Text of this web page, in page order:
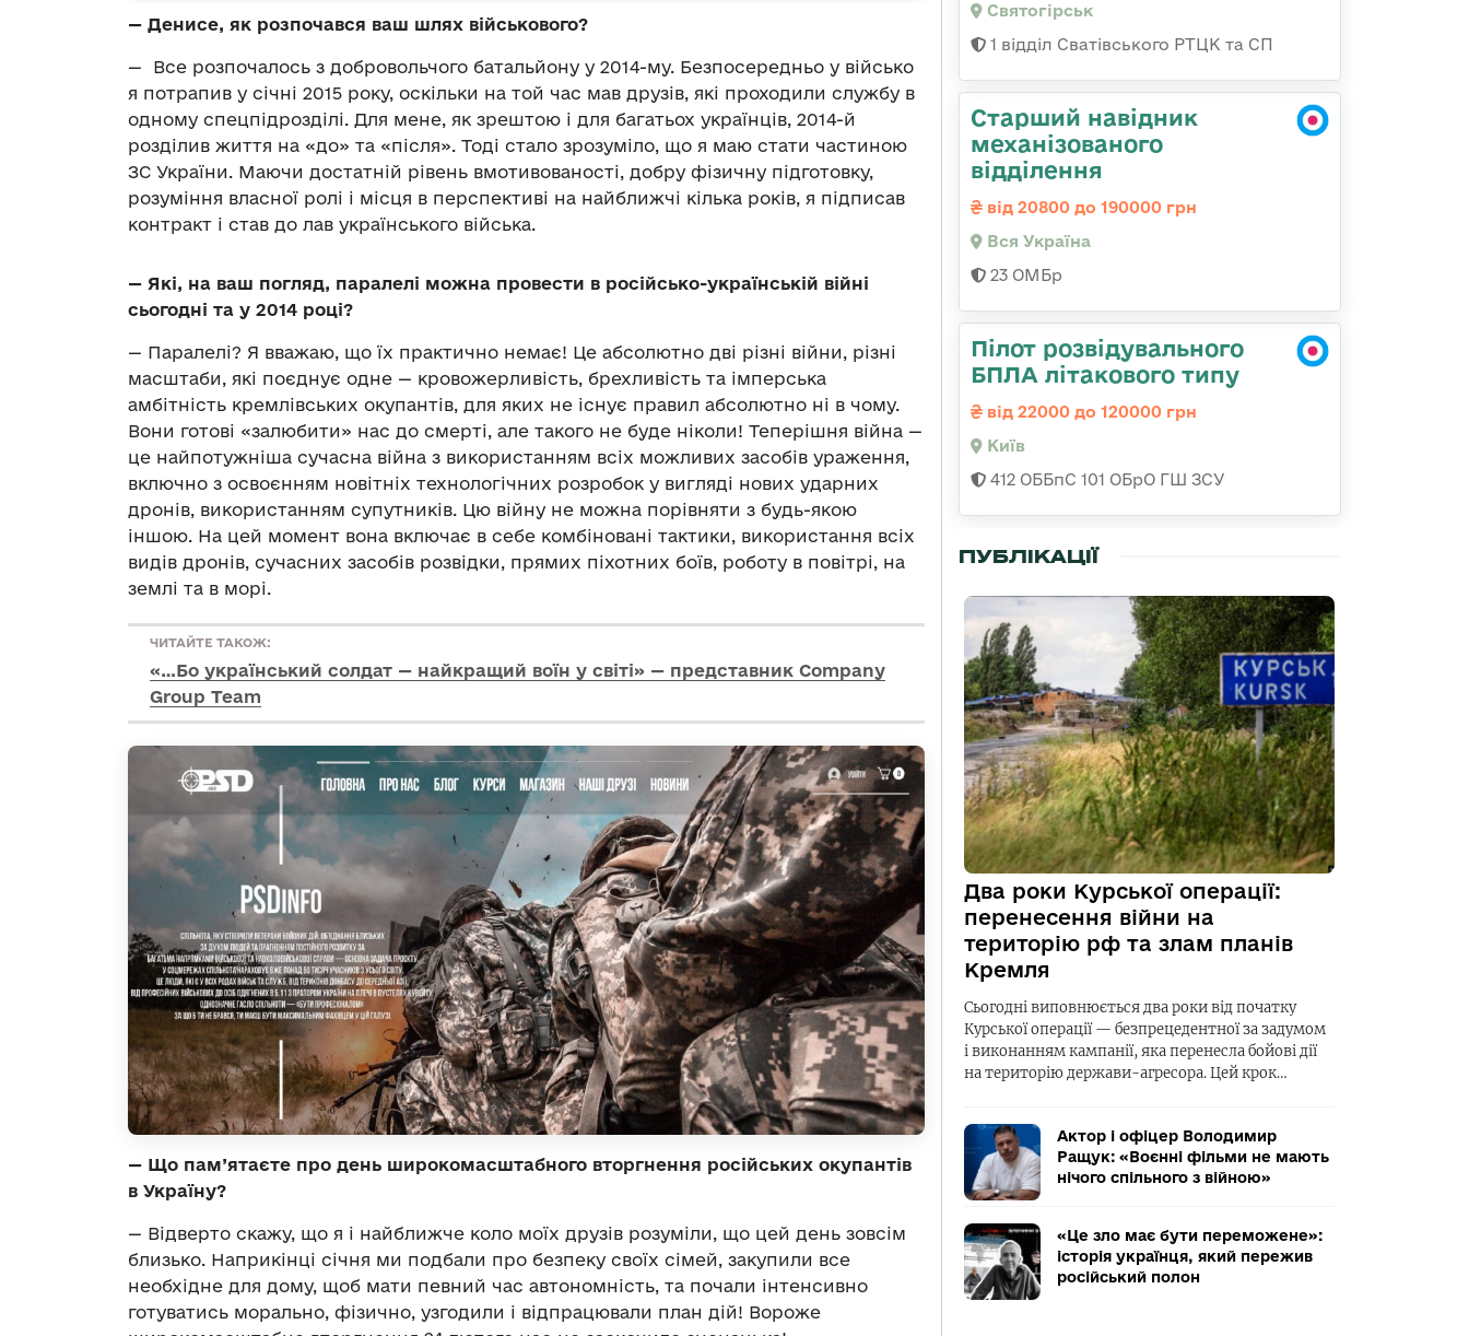
— Денисе, як розпочався ваш шлях військового?
—
Все розпочалось з добровольчого батальйону у 2014-му. Безпосередньо у військо
я потрапив у січні 2015 року, оскільки на той час мав друзів, які проходили службу в
одному спецпідрозділі. Для мене, як зрештою і для багатьох українців, 2014-й
розділив життя на «до» та «після». Тоді стало зрозуміло, що я маю стати частиною
ЗС України. Маючи достатній рівень вмотивованості, добру фізичну підготовку,
розуміння власної ролі і місця в перспективі на найближчі кілька років, я підписав
контракт і став до лав українського війська.
— Які, на ваш погляд, паралелі можна провести в російсько-українській війні
сьогодні та у 2014 році?
— Паралелі? Я вважаю, що їх практично немає! Це абсолютно дві різні війни, різні
масштаби, які поєднує одне — кровожерливість, брехливість та імперська
амбітність кремлівських окупантів, для яких не існує правил абсолютно ні в чому.
Вони готові «залюбити» нас до смерті, але такого не буде ніколи! Теперішня війна —
це найпотужніша сучасна війна з використанням всіх можливих засобів ураження,
включно з освоєнням новітніх технологічних розробок у вигляді нових ударних
дронів, використанням супутників. Цю війну не можна порівняти з будь-якою
іншою. На цей момент вона включає в себе комбіновані тактики, використання всіх
видів дронів, сучасних засобів розвідки, прямих піхотних боїв, роботу в повітрі, на
землі та в морі.
ЧИТАЙТЕ ТАКОЖ:
«…Бо український солдат — найкращий воїн у світі» — представник Company
Group Team
— Що пам’ятаєте про день широкомасштабного вторгнення російських окупантів
в Україну?
— Відверто скажу, що я і найближче коло моїх друзів розуміли, що цей день зовсім
близько. Наприкінці січня ми подбали про безпеку своїх сімей, закупили все
необхідне для дому, щоб мати певний час автономність, та почали інтенсивно
готуватись морально, фізично, узгодили і відпрацювали план дій! Вороже
Святогірськ
1 відділ Сватівського РТЦК та СП
Старший навідник
механізованого
відділення
від 20800 до 190000 грн
Вся Україна
23 ОМБр
Пілот розвідувального
БПЛА літакового типу
від 22000 до 120000 грн
Київ
412 ОББпС 101 ОБрО ГШ ЗСУ
ПУБЛІКАЦІЇ
Два роки Курської операції:
перенесення війни на
територію рф та злам планів
Кремля
Сьогодні виповнюється два роки від початку
Курської операції — безпрецедентної за задумом
і виконанням кампанії, яка перенесла бойові дії
на територію держави-агресора. Цей крок…
Актор і офіцер Володимир
Ращук: «Воєнні фільми не мають
нічого спільного з війною»
«Це зло має бути переможене»:
історія українця, який пережив
російський полон